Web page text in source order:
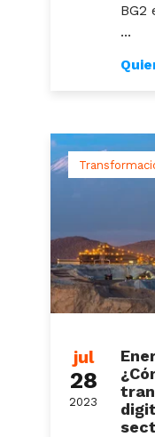
BG2
...
jul
28
2023